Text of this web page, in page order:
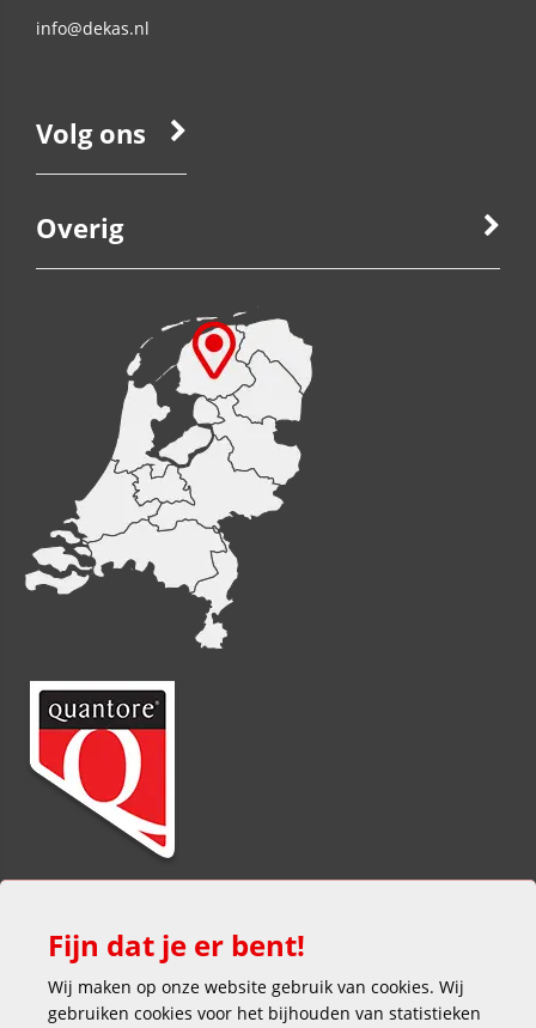
info@dekas.nl
Volg ons
Overig
Fijn dat je er bent!
Wij maken op onze website gebruik van cookies. Wij
gebruiken cookies voor het bijhouden van statistieken